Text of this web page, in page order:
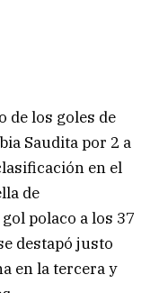
de los goles de
Saudita por 2 a
en el
de
polaco a los 37
destapó justo
en la tercera y